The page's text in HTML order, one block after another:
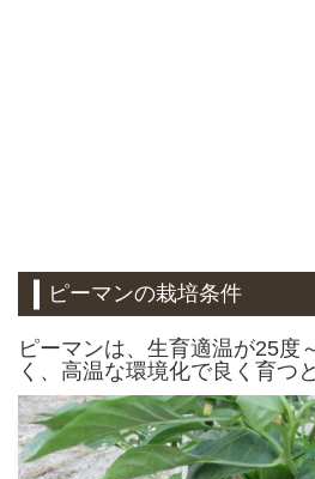
ピーマンの栽培条件
ピーマンは、生育適温が25度
く、高温な環境化で良く育つ